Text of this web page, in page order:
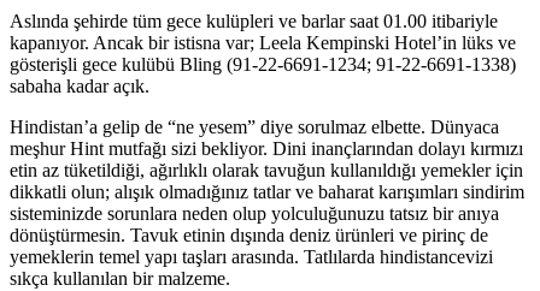
Aslında şehirde tüm gece kulüpleri ve barlar saat 01.00 itibariyle
kapanıyor. Ancak bir istisna var; Leela Kempinski Hotel’in lüks ve
gösterişli gece kulübü Bling (91-22-6691-1234; 91-22-6691-1338)
sabaha kadar açık.
Hindistan’a gelip de “ne yesem” diye sorulmaz elbette. Dünyaca
meşhur Hint mutfağı sizi bekliyor. Dini inançlarından dolayı kırmızı
etin az tüketildiği, ağırlıklı olarak tavuğun kullanıldığı yemekler için
dikkatli olun; alışık olmadığınız tatlar ve baharat karışımları sindirim
sisteminizde sorunlara neden olup yolculuğunuzu tatsız bir anıya
dönüştürmesin. Tavuk etinin dışında deniz ürünleri ve pirinç de
yemeklerin temel yapı taşları arasında. Tatlılarda hindistancevizi
sıkça kullanılan bir malzeme.